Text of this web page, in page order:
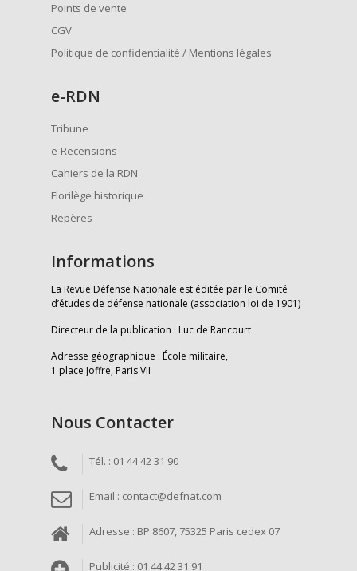
Points de vente
CGV
Politique de confidentialité / Mentions légales
e-RDN
Tribune
e-Recensions
Cahiers de la RDN
Florilège historique
Repères
Informations
La Revue Défense Nationale est éditée par le Comité
d’études de défense nationale (association loi de 1901)
Directeur de la publication : Luc de Rancourt
Adresse géographique : École militaire,
1 place Joffre, Paris VII
Nous Contacter
Tél. : 01 44 42 31 90
Email : contact@defnat.com
Adresse : BP 8607, 75325 Paris cedex 07
Publicité : 01 44 42 31 91